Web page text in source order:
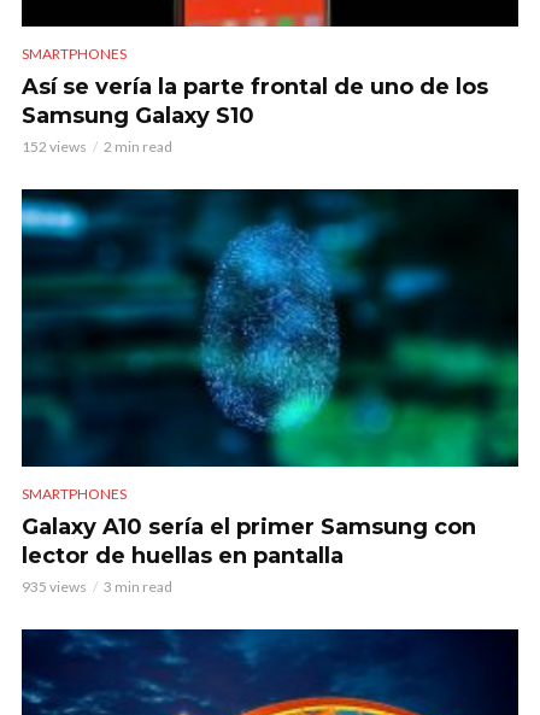
SMARTPHONES
Así se vería la parte frontal de uno de los
Samsung Galaxy S10
152 views 2 min read
SMARTPHONES
Galaxy A10 sería el primer Samsung con
lector de huellas en pantalla
935 views 3 min read